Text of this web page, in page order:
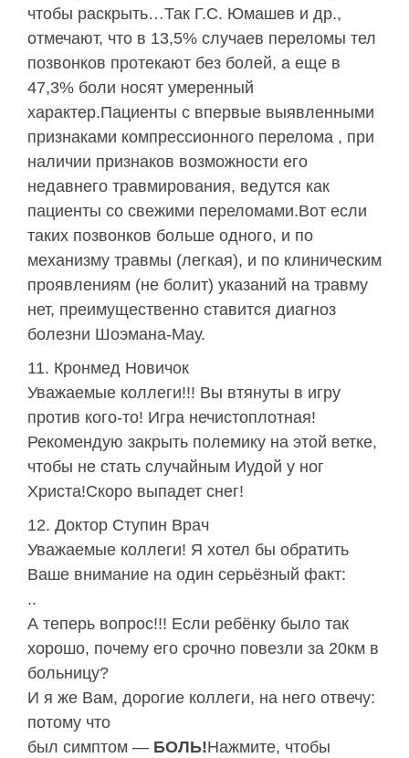
чтобы раскрыть…Так Г.С. Юмашев и др.,
отмечают, что в 13,5% случаев переломы тел
позвонков протекают без болей, а еще в
47,3% боли носят умеренный
характер.Пациенты с впервые выявленными
признаками компрессионного перелома , при
наличии признаков возможности его
недавнего травмирования, ведутся как
пациенты со свежими переломами.Вот если
таких позвонков больше одного, и по
механизму травмы (легкая), и по клиническим
проявлениям (не болит) указаний на травму
нет, преимущественно ставится диагноз
болезни Шоэмана-Мау.
Кронмед Новичок
Уважаемые коллеги!!! Вы втянуты в игру
против кого-то! Игра нечистоплотная!
Рекомендую закрыть полемику на этой ветке,
чтобы не стать случайным Иудой у ног
Христа!Скоро выпадет снег!
Доктор Ступин Врач
Уважаемые коллеги! Я хотел бы обратить
Ваше внимание на один серьёзный факт:
..
А теперь вопрос!!! Если ребёнку было так
хорошо, почему его срочно повезли за 20км в
больницу?
И я же Вам, дорогие коллеги, на него отвечу:
потому что
был симптом — БОЛЬ!Нажмите, чтобы